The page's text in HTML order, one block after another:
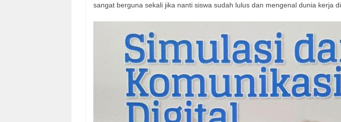
sangat berguna sekali jika nanti siswa sudah lulus dan mengenal dunia kerja di